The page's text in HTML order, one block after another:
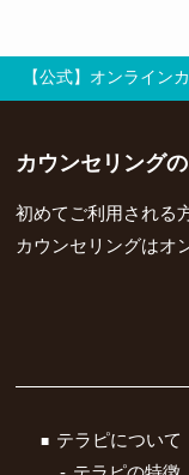
【公式】オンライン
カウンセリングの
初めてご利用される
カウンセリングはオ
テラピについて